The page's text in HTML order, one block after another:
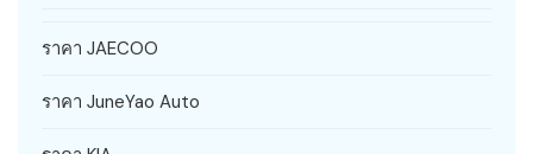
ราคา JAECOO
ราคา JuneYao Auto